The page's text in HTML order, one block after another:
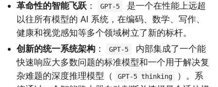
革命性的智能飞跃 ： GPT-5
是一个在性能上远超
以往所有模型的 AI 系统，在编码、数学、写作、
健康和视觉感知等多个领域树立了新的标杆。
创新的统一系统架构 ： GPT-5
内部集成了一个能
快速响应大多数问题的标准模型和一个用于解决复
杂难题的深度推理模型（
GPT-5 thinking
）。系